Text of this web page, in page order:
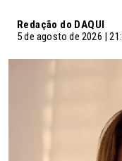
Redação do DAQUI
5 de agosto de 2026 |